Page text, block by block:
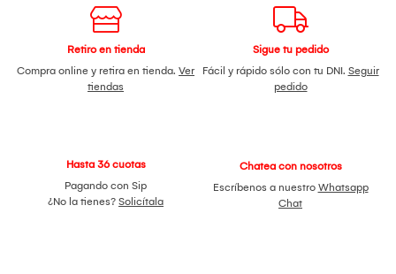
Retiro en tienda
Compra online y retira en tienda. Ver
tiendas
Sigue tu pedido
Fácil y rápido sólo con tu DNI. Seguir
pedido
Hasta 36 cuotas
Pagando con Sip
¿No la tienes? Solicítala
Chatea con nosotros
Escríbenos a nuestro Whatsapp
Chat